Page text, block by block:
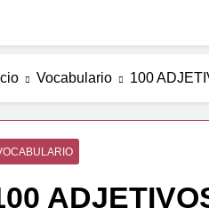
Vocabulario 100